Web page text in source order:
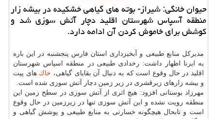
حیوان خانگی: شیراز- بوته های گیاهی خشكیده در بیشه زار
منطقه آسپاس شهرستان اقلید دچار آتش سوزی شد و
كوشش برای خاموش كردن آن ادامه دارد.
مدیركل منابع طبیعی و آبخیزداری استان فارس پنجشنبه در این باره
به ایرنا اظهار داشت: رخدادی طبیعی در منطقه اسپاس شهرستان
اقلید در حال وقوع است كه به دنبال آن بقایای گیاهی، خاك های پیت
و بیشه زارهای زیرقشری در زیر زمین دچار آتش سوزی شده است.
مهرزاد بوستانی افزود: هیچ اثری از آتش سوزی در سطح زمین این
منطقه رویت نشده و این آتش سوزی تنها در زیرزمین در حال وقوع
است و تابحال هیچگونه خسارتی به منابع طبیعی و پوشش گیاهی و